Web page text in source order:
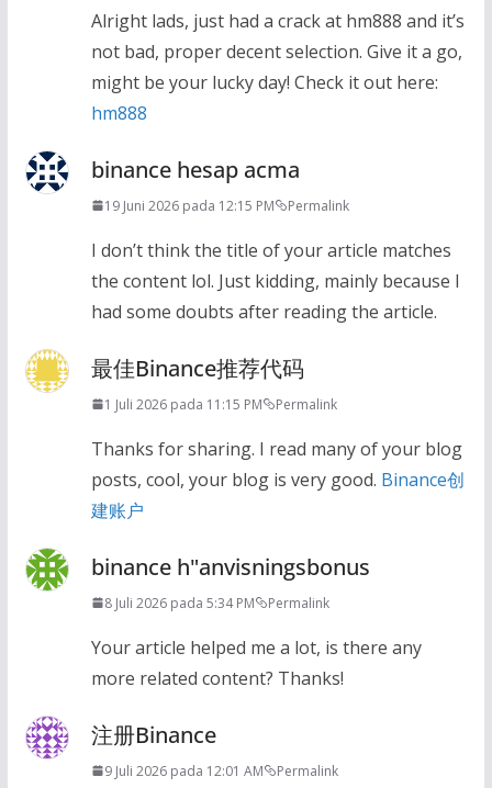
Alright lads, just had a crack at hm888 and it’s
not bad, proper decent selection. Give it a go,
might be your lucky day! Check it out here:
hm888
binance hesap acma
19 Juni 2026 pada 12:15 PM Permalink
I don’t think the title of your article matches
the content lol. Just kidding, mainly because I
had some doubts after reading the article.
最佳Binance推荐代码
1 Juli 2026 pada 11:15 PM Permalink
Thanks for sharing. I read many of your blog
posts, cool, your blog is very good. Binance创
建账户
binance h"anvisningsbonus
8 Juli 2026 pada 5:34 PM Permalink
Your article helped me a lot, is there any
more related content? Thanks!
注册Binance
9 Juli 2026 pada 12:01 AM Permalink